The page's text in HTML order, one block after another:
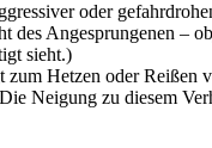
oder
des Angesprungenen –
sieht.)
Hetzen oder Reißen
Neigung zu diesem